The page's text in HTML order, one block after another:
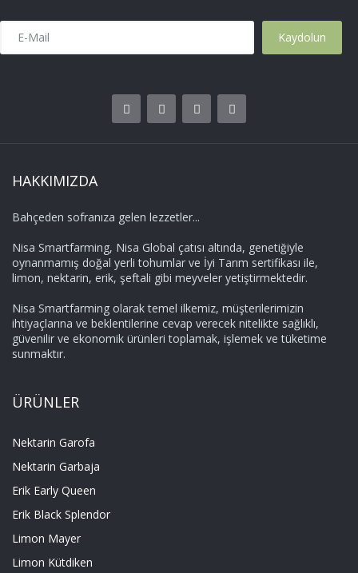
HAKKIMIZDA
Bahçeden sofranıza gelen lezzetler...
Nisa Smartfarming, Nisa Global çatısı altında, genetiğiyle
oynanmamış doğal yerli tohumlar ve İyi Tarım sertifikası ile,
limon, nektarin, erik, şeftali gibi meyveler yetiştirmektedir.
Nisa Smartfarming olarak temel ilkemiz, müşterilerimizin
ihtiyaçlarına ve beklentilerine cevap verecek nitelikte sağlıklı,
güvenilir ve ekonomik ürünleri toplamak, işlemek ve tüketime
sunmaktır.
ÜRÜNLER
Nektarin Garofa
Nektarin Garbaja
Erik Early Queen
Erik Black Splendor
Limon Mayer
Limon Kütdiken